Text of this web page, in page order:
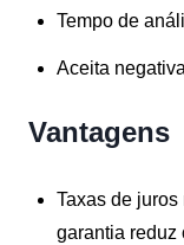
Tempo de
Aceita
Vantagens
Taxas de juros
garantia reduz